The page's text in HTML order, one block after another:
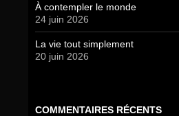
À contempler le monde
24 juin 2026
La vie tout simplement
20 juin 2026
COMMENTAIRES RÉCENTS